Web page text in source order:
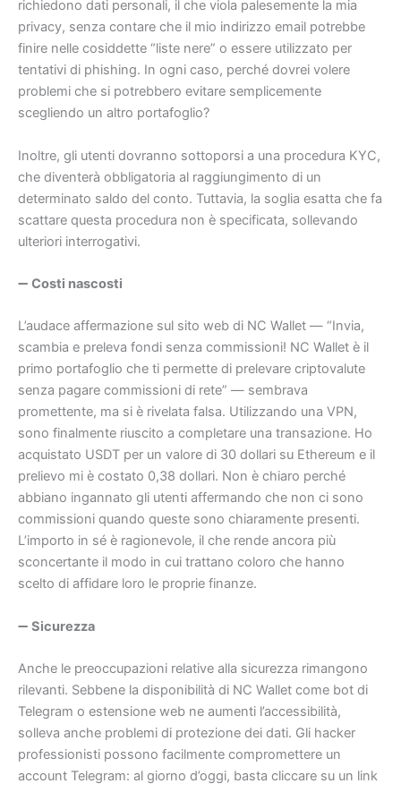
richiedono dati personali, il che viola palesemente la mia
privacy, senza contare che il mio indirizzo email potrebbe
finire nelle cosiddette “liste nere” o essere utilizzato per
tentativi di phishing. In ogni caso, perché dovrei volere
problemi che si potrebbero evitare semplicemente
scegliendo un altro portafoglio?
Inoltre, gli utenti dovranno sottoporsi a una procedura KYC,
che diventerà obbligatoria al raggiungimento di un
determinato saldo del conto. Tuttavia, la soglia esatta che fa
scattare questa procedura non è specificata, sollevando
ulteriori interrogativi.
➖ Costi nascosti
L’audace affermazione sul sito web di NC Wallet — “Invia,
scambia e preleva fondi senza commissioni! NC Wallet è il
primo portafoglio che ti permette di prelevare criptovalute
senza pagare commissioni di rete” — sembrava
promettente, ma si è rivelata falsa. Utilizzando una VPN,
sono finalmente riuscito a completare una transazione. Ho
acquistato USDT per un valore di 30 dollari su Ethereum e il
prelievo mi è costato 0,38 dollari. Non è chiaro perché
abbiano ingannato gli utenti affermando che non ci sono
commissioni quando queste sono chiaramente presenti.
L’importo in sé è ragionevole, il che rende ancora più
sconcertante il modo in cui trattano coloro che hanno
scelto di affidare loro le proprie finanze.
➖ Sicurezza
Anche le preoccupazioni relative alla sicurezza rimangono
rilevanti. Sebbene la disponibilità di NC Wallet come bot di
Telegram o estensione web ne aumenti l’accessibilità,
solleva anche problemi di protezione dei dati. Gli hacker
professionisti possono facilmente compromettere un
account Telegram: al giorno d’oggi, basta cliccare su un link